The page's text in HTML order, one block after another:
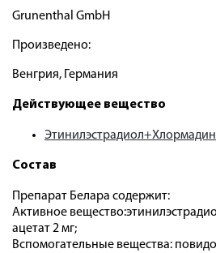
Grunenthal GmbH
Произведено:
Венгрия, Германия
Действующее вещество
Состав
Препарат Белара содержит:
Активное
ацетат 2 мг;
Вспомогательные вещества: